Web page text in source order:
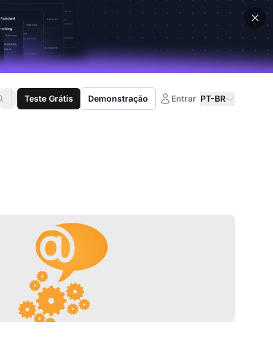
Teste Grátis Demonstração Entrar PT-BR